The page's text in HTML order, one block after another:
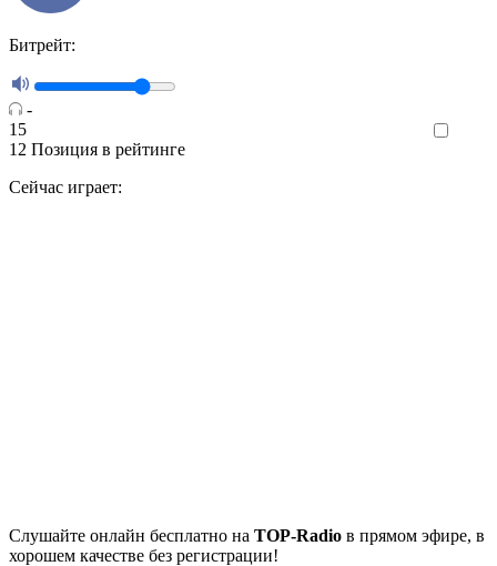
Битрейт:
-
15
12 Позиция в рейтинге
Сейчас играет:
Cлушайте онлайн бесплатно на TOP-Radio в прямом эфире, в
хорошем качестве без регистрации!